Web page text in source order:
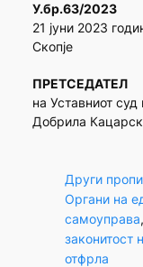
У.бр.63/2023
21 јуни 2023
Скопје
ПРЕТСЕДАТЕЛ
на Уставниот
Добрила
Други
Органи на
самоуправа,
законитост
отфрла